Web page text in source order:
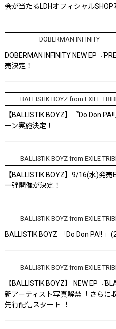
会が当たるLDHオフィシャルSHOP
DOBERMAN INFINITY
DOBERMAN INFINITY NEW EP『
売決定！
BALLISTIK BOYZ from EXILE
【BALLISTIK BOYZ】『Do Don
ーン実施決定！
BALLISTIK BOYZ from EXILE
【BALLISTIK BOYZ】9/16(水)発
一弾開催が決定！
BALLISTIK BOYZ from EXILE
BALLISTIK BOYZ 「Do Don PA!!
BALLISTIK BOYZ from EXILE
【BALLISTIK BOYZ】 NEW EP『
新アーティスト写真解禁︕ さらに
先⾏配信スタート︕